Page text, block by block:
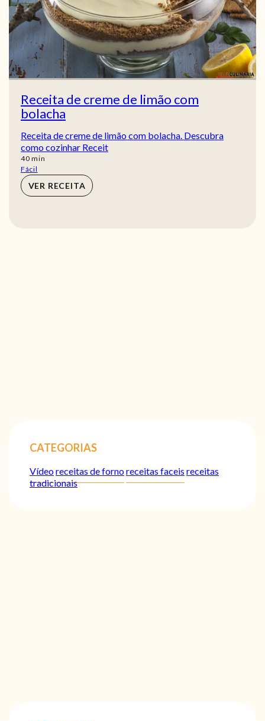
Receita de creme de limão com
bolacha
Receita de creme de limão com bolacha. Descubra
como cozinhar Receit
40min
min
Fácil
VER RECEITA
CATEGORIAS
Vídeoreceitas de fornoreceitas faceis receitas
tradicionais